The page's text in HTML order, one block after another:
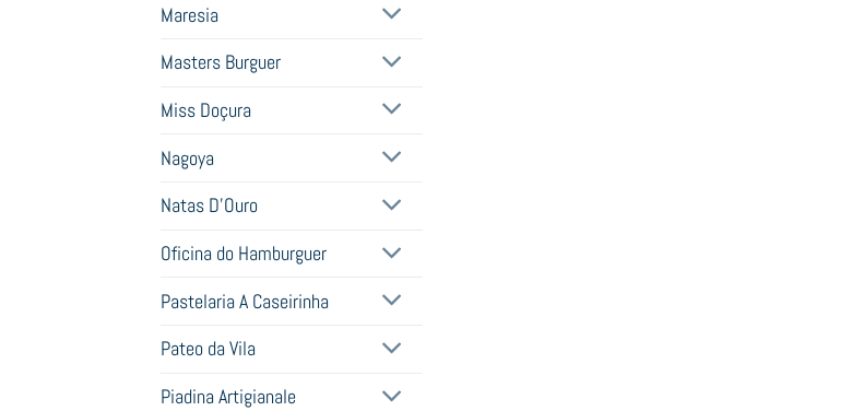
Maresia
Masters Burguer
Miss Doçura
Nagoya
Natas D'Ouro
Oficina do Hamburguer
Pastelaria A Caseirinha
Pateo da Vila
Piadina Artigianale